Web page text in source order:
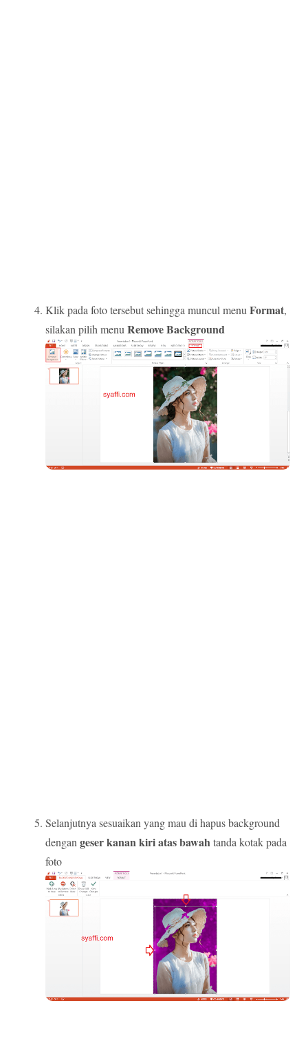
Klik pada foto tersebut sehingga muncul menuFormat,
silakan pilih menuRemove Background
Selanjutnya sesuaikan yang mau di hapus background
dengangeser kanan kiri atas bawahtanda kotak pada
foto